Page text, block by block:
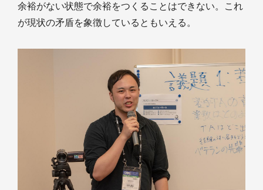
余裕がない状態で余裕をつくることはできない。これ
が現状の矛盾を象徴しているともいえる。